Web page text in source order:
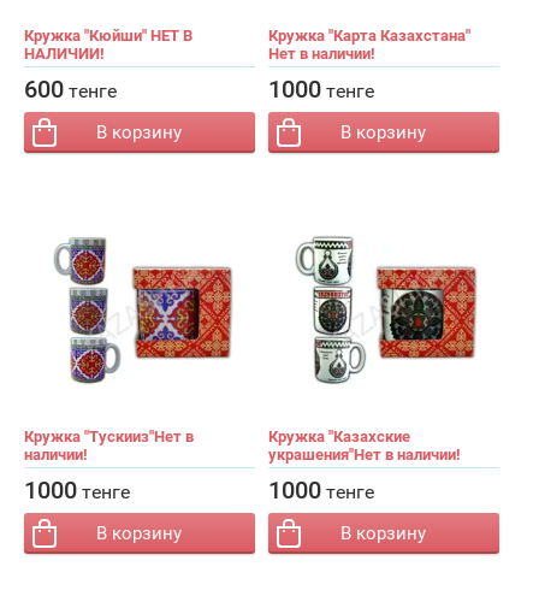
Кружка "Кюйши" НЕТ В
НАЛИЧИИ!
Кол-во:
600 тенге
В корзину
Кружка "Карта Казахстана"
Нет в наличии!
Кол-во:
1000 тенге
В корзину
Кружка "Тускииз"Нет в
наличии!
Кол-во:
1000 тенге
В корзину
Кружка "Казахские
украшения"Нет в наличии!
Кол-во:
1000 тенге
В корзину